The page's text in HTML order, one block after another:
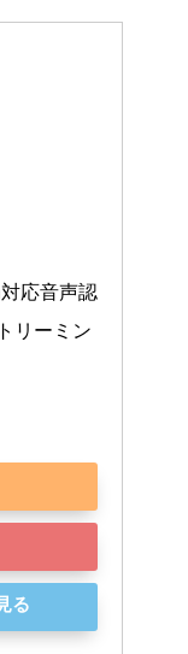
応音声認
リーミン
る